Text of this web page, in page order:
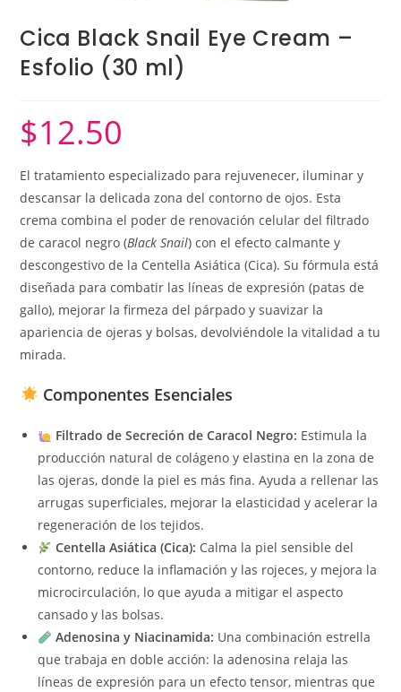
Cica Black Snail Eye Cream –
Esfolio (30 ml)
$12.50
El tratamiento especializado para rejuvenecer, iluminar y
descansar la delicada zona del contorno de ojos. Esta
crema combina el poder de renovación celular del filtrado
de caracol negro (Black Snail) con el efecto calmante y
descongestivo de la Centella Asiática (Cica). Su fórmula está
diseñada para combatir las líneas de expresión (patas de
gallo), mejorar la firmeza del párpado y suavizar la
apariencia de ojeras y bolsas, devolviéndole la vitalidad a tu
mirada.
Componentes Esenciales
Filtrado de Secreción de Caracol Negro: Estimula la
producción natural de colágeno y elastina en la zona de
las ojeras, donde la piel es más fina. Ayuda a rellenar las
arrugas superficiales, mejorar la elasticidad y acelerar la
regeneración de los tejidos.
Centella Asiática (Cica): Calma la piel sensible del
contorno, reduce la inflamación y las rojeces, y mejora la
microcirculación, lo que ayuda a mitigar el aspecto
cansado y las bolsas.
Adenosina y Niacinamida: Una combinación estrella
que trabaja en doble acción: la adenosina relaja las
líneas de expresión para un efecto tensor, mientras que